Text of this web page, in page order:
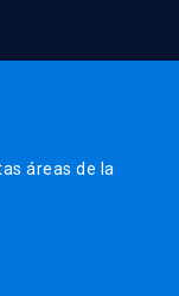
áreas de la